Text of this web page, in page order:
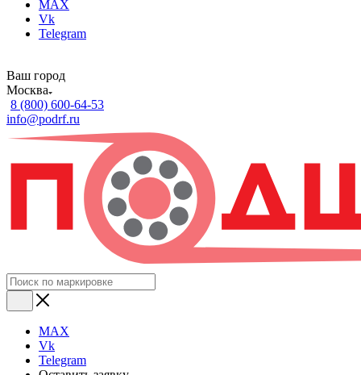
MAX
Vk
Telegram
Ваш город
Москва
8 (800) 600-64-53
info@podrf.ru
MAX
Vk
Telegram